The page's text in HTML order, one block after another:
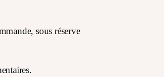
sous réserve